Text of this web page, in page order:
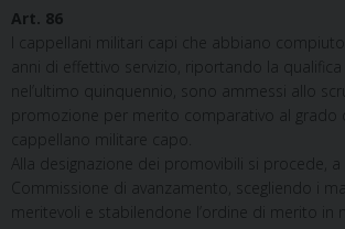
Art. 86
I cappellani militari capi che abbiano
anni di effettivo servizio, riportando la
nel’ultimo quinquennio, sono ammessi allo
promozione per merito comparativo al grado
cappellano militare capo.
Alla designazione dei promovibili si procede,
Commissione di avanzamento, scegliendo i
meritevoli e stabilendone l’ordine di merito in